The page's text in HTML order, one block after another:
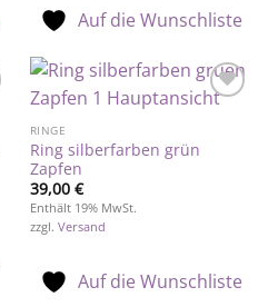
Auf die Wunschliste
RINGE
Ring silberfarben grün
Zapfen
39,00 €
Enthält 19% MwSt.
zzgl. Versand
Auf die Wunschliste